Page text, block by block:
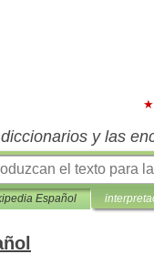
y las
Español